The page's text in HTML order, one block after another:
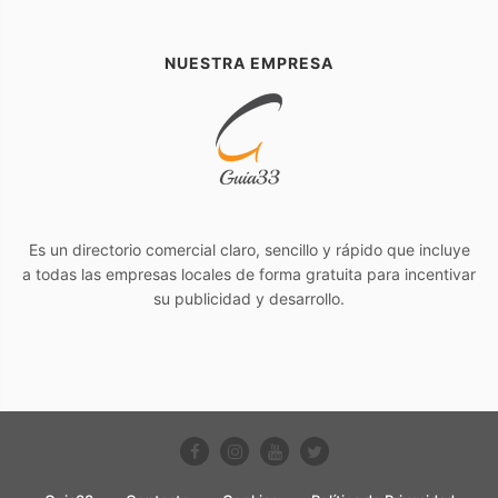
NUESTRA EMPRESA
Es un directorio comercial claro, sencillo y rápido que incluye
a todas las empresas locales de forma gratuita para incentivar
su publicidad y desarrollo.